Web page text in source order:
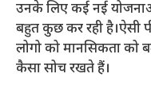
उनके लिए कई नई
बहुत कुछ कर रही है।ऐसी
लोगो को मानसिकता को
कैसा सोच रखते हैं।